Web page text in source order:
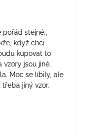
z 5 hvězdiček.
stejné.,
když chci
kupovat to
jsou jiné.
Moc se líbily, ale
jiný vzor.
z 5 hvězdiček.